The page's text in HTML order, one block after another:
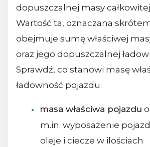
dopuszczalnej masy
Wartość ta, oznaczana
obejmuje sumę właściwej
oraz jego dopuszczalnej
Sprawdź, co stanowi masę
ładowność pojazdu:
masa właściwa pojazdu
m.in. wyposażenie
oleje i ciecze w ilościach